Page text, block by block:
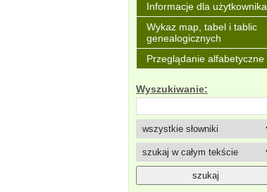
Informacje dla użytkownika
Wykaz map, tabel i tablic
genealogicznych
Przeglądanie alfabetyczne
Wyszukiwanie: